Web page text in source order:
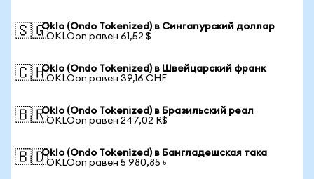
🇸🇬Oklo (Ondo Tokenized) в Сингапурский доллар
1 OKLOon равен 61,52 $
🇨🇭Oklo (Ondo Tokenized) в Швейцарский франк
1 OKLOon равен 39,16 CHF
🇧🇷Oklo (Ondo Tokenized) в Бразильский реал
1 OKLOon равен 247,02 R$
🇧🇩Oklo (Ondo Tokenized) в Бангладешская така
1 OKLOon равен 5 980,85 ৳